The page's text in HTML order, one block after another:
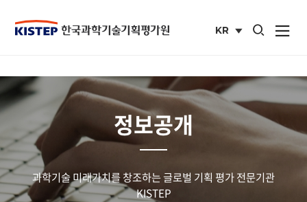
KR
통합검색 열기
사이트맵
정보공개
과학기술 미래가치를 창조하는 글로벌 기획 평가 전문기관
KISTEP